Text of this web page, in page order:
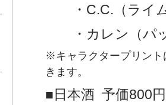
・C.C.（ライ
・カレン（パ
※キャラクタープリント
きます。
■日本酒 予価800円